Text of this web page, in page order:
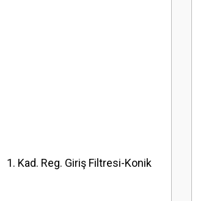
1. Kad. Reg. Giriş Filtresi-Konik